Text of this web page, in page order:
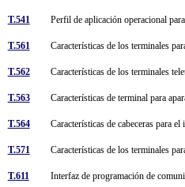
T.541 Perfil de aplicación operacional
T.561 Características de los terminales
T.562 Características de los terminales
T.563 Características de terminal para
T.564 Características de cabeceras para
T.571 Características de los terminales
T.611 Interfaz de programación de